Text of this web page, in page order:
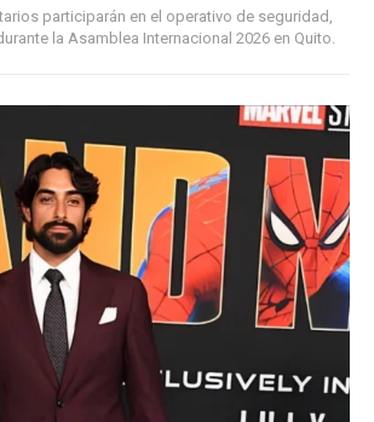
participarán en el operativo de seguridad,
la Asamblea Internacional 2026 en Quito.